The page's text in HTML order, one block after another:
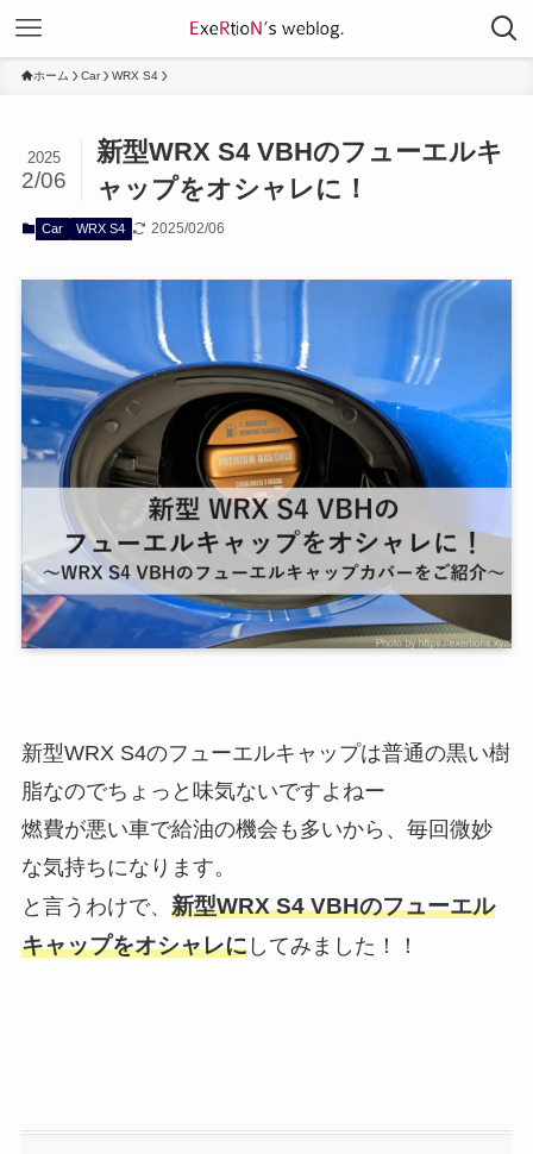
ホーム Car WRX S4
新型WRX S4 VBHのフューエルキ
ャップをオシャレに！
2025
2/06
Car WRX S4 2025/02/06
新型WRX S4のフューエルキャップは普通の黒い樹
脂なのでちょっと味気ないですよねー
燃費が悪い車で給油の機会も多いから、毎回微妙
な気持ちになります。
と言うわけで、 新型WRX S4 VBHのフューエル
キャップをオシャレにしてみました！！